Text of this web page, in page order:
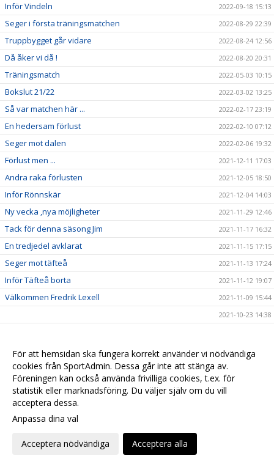
Inför Vindeln 2022-09-18 15:13
Seger i första träningsmatchen 2022-08-29 22:39
Truppbygget går vidare 2022-08-24 12:56
Då åker vi då ! 2022-08-20 20:31
Träningsmatch 2022-05-03 10:15
Bokslut 21/22 2022-03-02 13:25
Så var matchen här ... 2022-02-17 23:19
En hedersam förlust 2022-02-10 07:12
Seger mot dalen 2022-02-06 19:32
Förlust men ... 2021-12-11 17:03
Andra raka förlusten 2021-12-05 18:50
Inför Rönnskär 2021-12-04 14:03
Ny vecka ,nya möjligheter 2021-11-29 12:46
Tack för denna säsong Jim 2021-11-17 16:32
En tredjedel avklarat 2021-11-15 17:15
Seger mot täfteå 2021-11-13 17:24
Inför Täfteå borta 2021-11-12 19:07
Välkommen Fredrik Lexell
2021-11-09 15:44
2021-10-23 14:38
Inför skärgårdsderbyt
2021-10-14 12:51
2021-10-10 14:41
Seger hemma mot spöland/Vännäs 2021-10-04 14:18
inställningar
Webbversion
För att hemsidan ska fungera korrekt använder vi nödvändiga
cookies från SportAdmin. Dessa går inte att stänga av.
Föreningen kan också använda frivilliga cookies, t.ex. för
statistik eller marknadsföring. Du väljer själv om du vill
acceptera dessa.
Anpassa dina val
Acceptera nödvändiga Acceptera alla